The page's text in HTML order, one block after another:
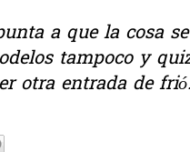
a que la cosa
tampoco y
otra entrada de frió.